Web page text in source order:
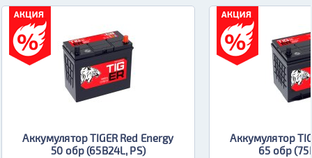
Аккумулятор TIGER Red Energy
50 обр (65B24L, PS)
Аккумулятор
65 обр